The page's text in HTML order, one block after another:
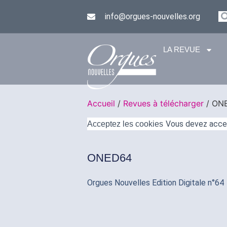
info@orgues-nouvelles.org
LA REVUE
Accueil / Revues à télécharger /
Acceptez les cookies Vous devez
ONED64
Orgues Nouvelles Edition Digitale n°64